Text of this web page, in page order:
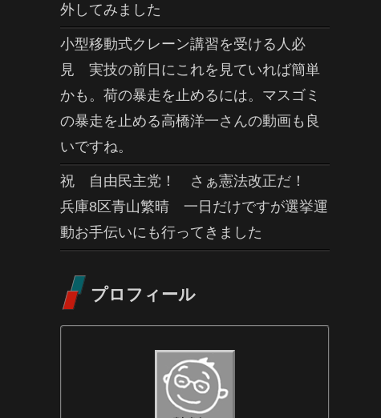
外してみました
小型移動式クレーン講習を受ける人必
見 実技の前日にこれを見ていれば簡単
かも。荷の暴走を止めるには。マスゴミ
の暴走を止める高橋洋一さんの動画も良
いですね。
祝 自由民主党！ さぁ憲法改正だ！
兵庫8区青山繁晴 一日だけですが選挙運
動お手伝いにも行ってきました
プロフィール